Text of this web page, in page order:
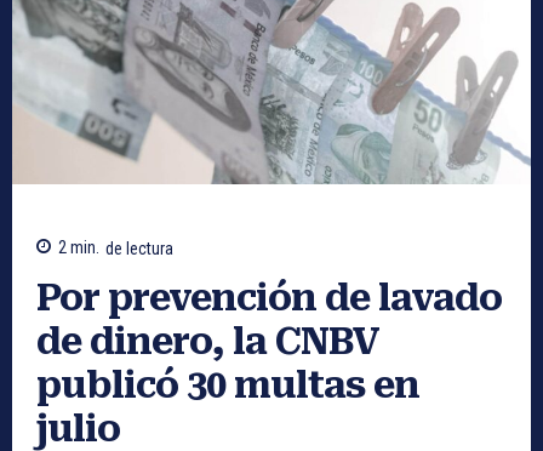
2min. de lectura
Por prevención de lavado
de dinero, la CNBV
publicó 30 multas en
julio